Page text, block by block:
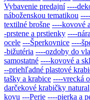
Vybavenie predajní ----
náboženskou tematikou
textilné brošne ----kovové
-prstene a prstienky ----
ocele ---Šperkovnice ----
-bižutéria ----ozdoby do
samostatné ----kovové a
--priehľadné plastové
tašky a krabice ----vrecká
darčekové krabičky natural
kovu ---Perie ----pierka a